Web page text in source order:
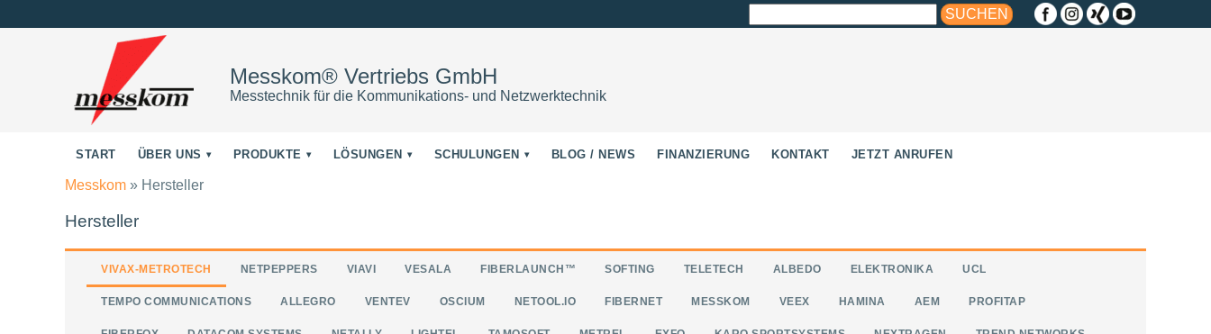
nach:
Messkom® Vertriebs GmbH
Messtechnik für die Kommunikations- und Netzwerktechnik
START ÜBER UNS PRODUKTE LÖSUNGEN SCHULUNGEN BLOG / NEWS FINANZIERUNG KONTAKT JETZT ANRUFEN
Messkom » Hersteller
Hersteller
VIVAX-METROTECH NETPEPPERS VIAVI VESALA FIBERLAUNCH™ SOFTING TELETECH ALBEDO ELEKTRONIKA UCL
TEMPO COMMUNICATIONS ALLEGRO VENTEV OSCIUM NETOOL.IO FIBERNET MESSKOM VEEX HAMINA AEM PROFITAP